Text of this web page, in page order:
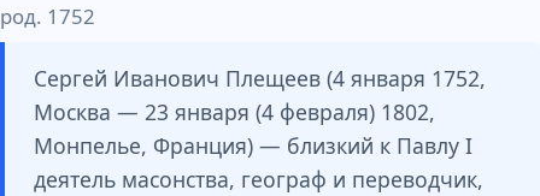
род. 1752
Сергей Иванович Плещеев (4 января 1752,
Москва — 23 января (4 февраля) 1802,
Монпелье, Франция) — близкий к Павлу I
деятель масонства, географ и переводчик,